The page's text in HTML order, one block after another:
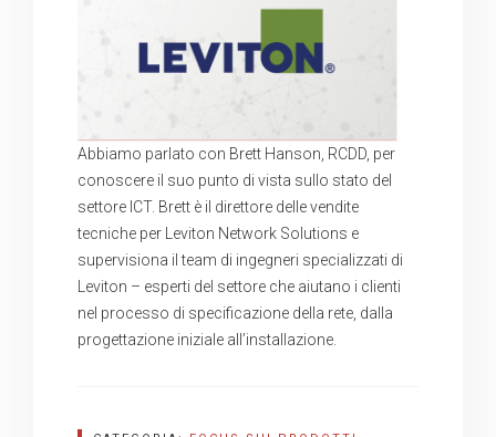
Abbiamo parlato con Brett Hanson, RCDD, per
conoscere il suo punto di vista sullo stato del
settore ICT. Brett è il direttore delle vendite
tecniche per Leviton Network Solutions e
supervisiona il team di ingegneri specializzati di
Leviton – esperti del settore che aiutano i clienti
nel processo di specificazione della rete, dalla
progettazione iniziale all’installazione.